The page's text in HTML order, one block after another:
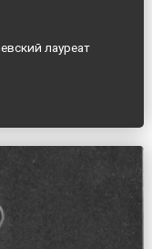
лауреат